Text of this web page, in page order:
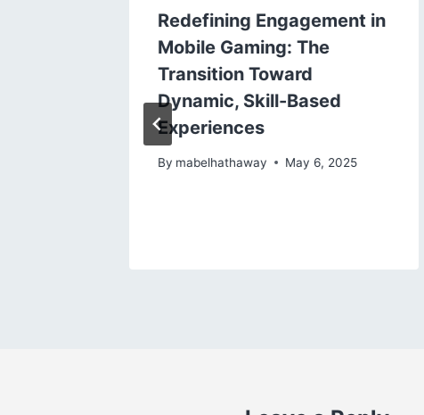
Redefining Engagement in
Mobile Gaming: The
Transition Toward
Dynamic, Skill-Based
Experiences
By mabelhathaway May 6, 2025